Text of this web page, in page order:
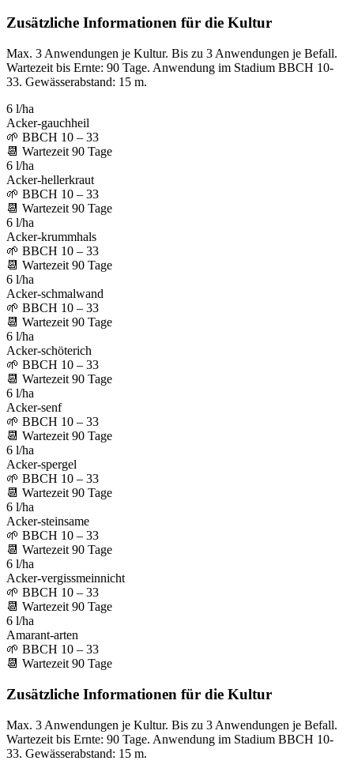
Zusätzliche Informationen für die Kultur
Max. 3 Anwendungen je Kultur. Bis zu 3 Anwendungen je Befall.
Wartezeit bis Ernte: 90 Tage. Anwendung im Stadium BBCH 10-
33. Gewässerabstand: 15 m.
6 l/ha
Acker-gauchheil
🌱 BBCH 10 – 33
📆 Wartezeit 90 Tage
6 l/ha
Acker-hellerkraut
🌱 BBCH 10 – 33
📆 Wartezeit 90 Tage
6 l/ha
Acker-krummhals
🌱 BBCH 10 – 33
📆 Wartezeit 90 Tage
6 l/ha
Acker-schmalwand
🌱 BBCH 10 – 33
📆 Wartezeit 90 Tage
6 l/ha
Acker-schöterich
🌱 BBCH 10 – 33
📆 Wartezeit 90 Tage
6 l/ha
Acker-senf
🌱 BBCH 10 – 33
📆 Wartezeit 90 Tage
6 l/ha
Acker-spergel
🌱 BBCH 10 – 33
📆 Wartezeit 90 Tage
6 l/ha
Acker-steinsame
🌱 BBCH 10 – 33
📆 Wartezeit 90 Tage
6 l/ha
Acker-vergissmeinnicht
🌱 BBCH 10 – 33
📆 Wartezeit 90 Tage
6 l/ha
Amarant-arten
🌱 BBCH 10 – 33
📆 Wartezeit 90 Tage
Zusätzliche Informationen für die Kultur
Max. 3 Anwendungen je Kultur. Bis zu 3 Anwendungen je Befall.
Wartezeit bis Ernte: 90 Tage. Anwendung im Stadium BBCH 10-
33. Gewässerabstand: 15 m.